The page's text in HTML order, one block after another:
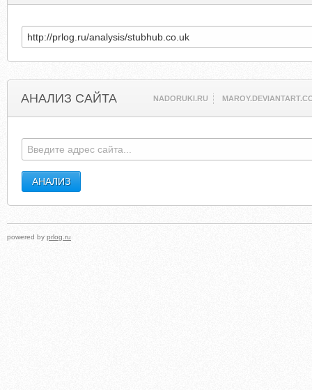
АНАЛИЗ САЙТА NADORUKI.RU
powered by prlog.ru